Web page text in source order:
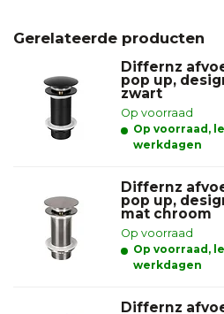
Gerelateerde producten
Differnz
pop up,
zwart
Op voorraad
Op voorraad,
werkdagen
Differnz
pop up,
mat chroom
Op voorraad
Op voorraad,
werkdagen
Differnz